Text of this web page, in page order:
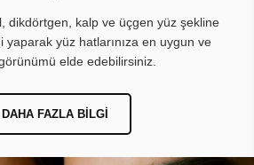
dikdörtgen, kalp ve üçgen yüz şekline
yaparak yüz hatlarınıza en uygun ve
elde edebilirsiniz.
DAHA FAZLA BILGI